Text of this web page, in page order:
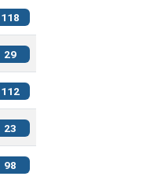
118
29
112
23
98